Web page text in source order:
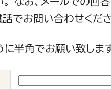
でお問い合わせくださ
半角でお願い致します